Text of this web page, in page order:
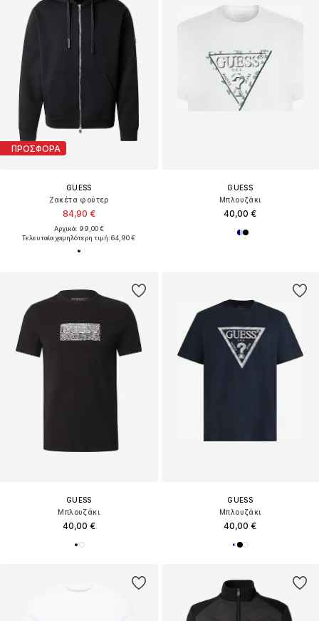
ΠΡΟΣΦΟΡΑ
GUESS
Ζακέτα φούτερ
84,90 €
Αρχικά: 99,00 €
Τελευταία χαμηλότερη τιμή:64,90 €
GUESS
Μπλουζάκι
40,00 €
GUESS
Μπλουζάκι
40,00 €
GUESS
Μπλουζάκι
40,00 €